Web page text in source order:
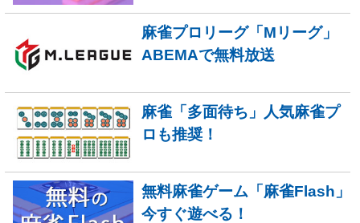
麻雀プロリーグ「Mリーグ」
ABEMAで無料放送
麻雀「多面待ち」人気麻雀プ
ロも推奨！
無料麻雀ゲーム「麻雀Flash」
今すぐ遊べる！